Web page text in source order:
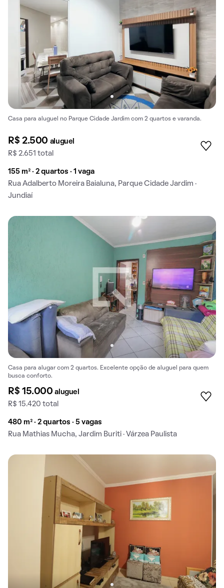
Casa para aluguel no Parque Cidade Jardim com 2 quartos e varanda.
R$ 2.500 aluguel
R$ 2.651 total
155 m² · 2 quartos · 1 vaga
Rua Adalberto Moreira Baialuna, Parque Cidade Jardim ·
Jundiaí
Casa para alugar com 2 quartos. Excelente opção de aluguel para quem
busca conforto.
R$ 15.000aluguel
R$ 15.420 total
480 m² · 2 quartos · 5 vagas
Rua Mathias Mucha, Jardim Buriti · Várzea Paulista